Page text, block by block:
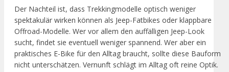
Der Nachteil ist, dass Trekkingmodelle optisch weniger
spektakulär wirken können als Jeep-Fatbikes oder klappbare
Offroad-Modelle. Wer vor allem den auffälligen Jeep-Look
sucht, findet sie eventuell weniger spannend. Wer aber ein
praktisches E-Bike für den Alltag braucht, sollte diese Bauform
nicht unterschätzen. Vernunft schlägt im Alltag oft reine Optik.